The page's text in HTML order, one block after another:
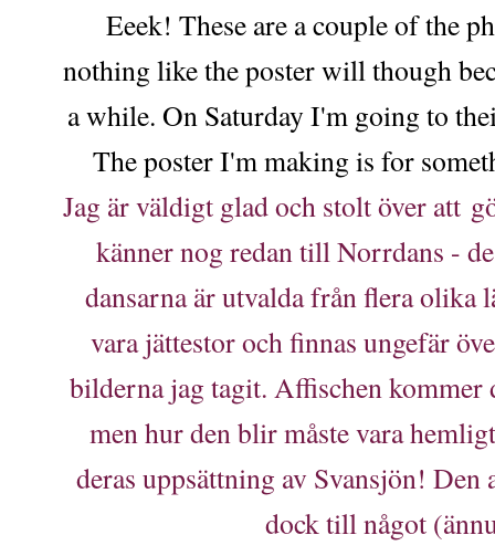
Eeek! These are a couple of the
nothing like the poster will though
a while. On Saturday I'm going to
The poster I'm making is for
Jag är väldigt glad och stolt över att
känner nog redan till Norrdans -
dansarna är utvalda från flera olika
vara jättestor och finnas ungefär
bilderna jag tagit. Affischen kommer
men hur den blir måste vara
deras uppsättning av Svansjön!
dock till något